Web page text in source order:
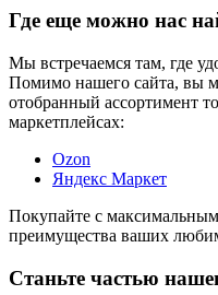
Где еще можно нас
Мы встречаемся там, где
Помимо нашего сайта, вы
отобранный ассортимент
маркетплейсах:
Ozon
Яндекс Маркет
Покупайте с
преимущества ваших
Станьте частью